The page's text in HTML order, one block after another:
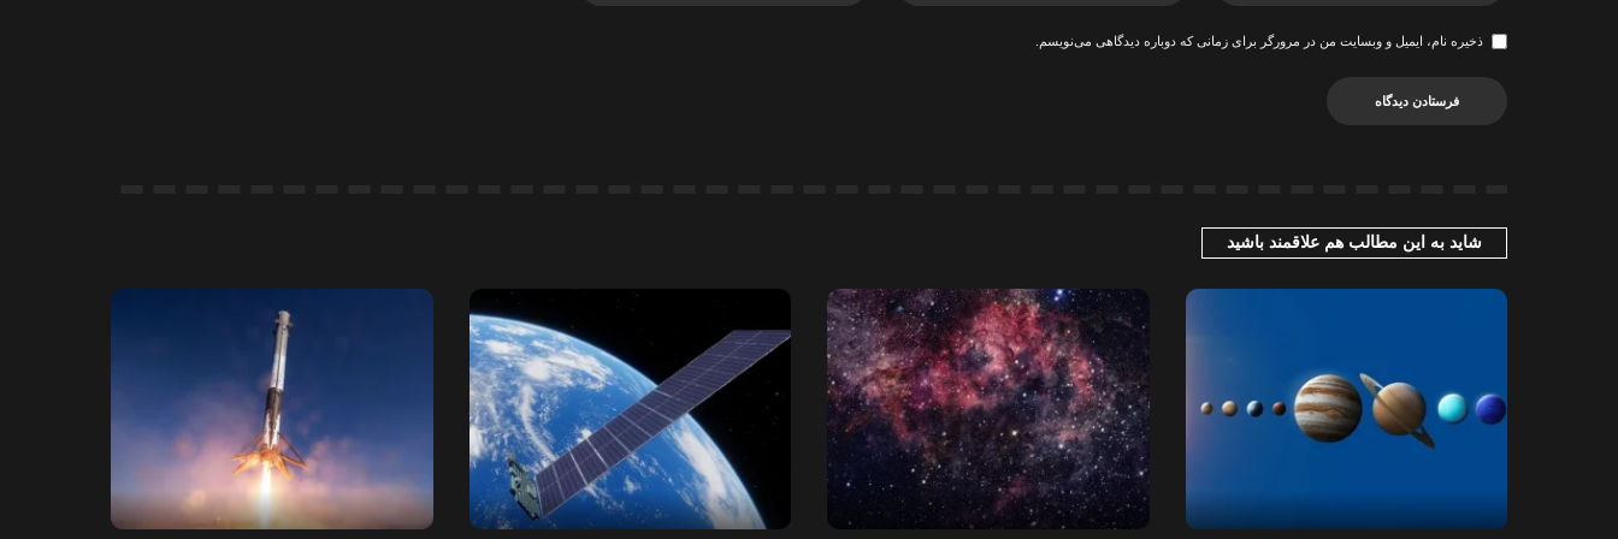
ذخیره نام، ایمیل و وبسایت من در مرورگر برای زمانی که دوباره دیدگاهی می‌نویسم.
شاید به این مطالب هم علاقمند باشید